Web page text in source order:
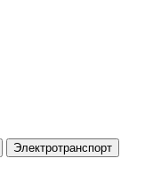
Электротранспорт